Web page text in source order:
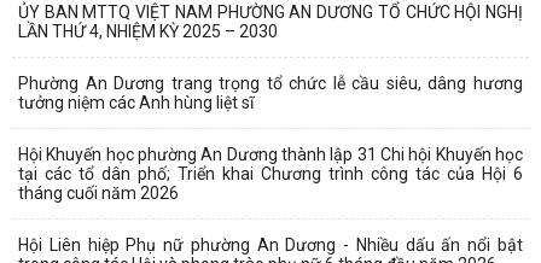
ỦY BAN MTTQ VIỆT NAM PHƯỜNG AN DƯƠNG TỔ CHỨC HỘI NGHỊ
LẦN THỨ 4, NHIỆM KỲ 2025 – 2030
Phường An Dương trang trọng tổ chức lễ cầu siêu, dâng hương
tưởng niệm các Anh hùng liệt sĩ
Hội Khuyến học phường An Dương thành lập 31 Chi hội Khuyến học
tại các tổ dân phố; Triển khai Chương trình công tác của Hội 6
tháng cuối năm 2026
Hội Liên hiệp Phụ nữ phường An Dương - Nhiều dấu ấn nổi bật